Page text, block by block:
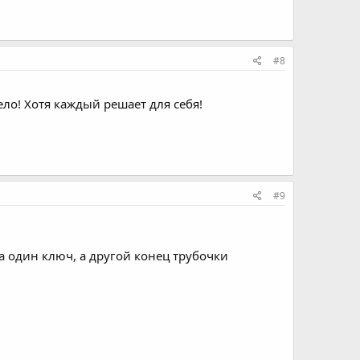
#8
Хотя каждый решает для себя!
#9
ключ, а другой конец трубочки